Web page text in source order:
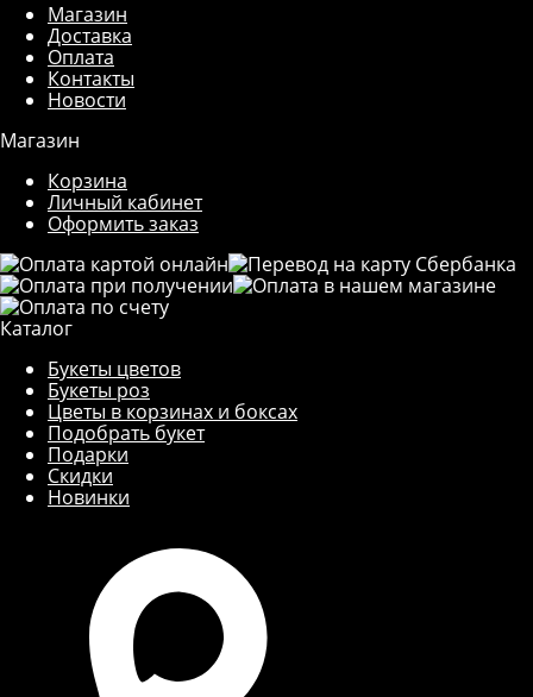
Магазин
Доставка
Оплата
Контакты
Новости
Магазин
Корзина
Личный кабинет
Оформить заказ
Каталог
Букеты цветов
Букеты роз
Цветы в корзинах и боксах
Подобрать букет
Подарки
Скидки
Новинки